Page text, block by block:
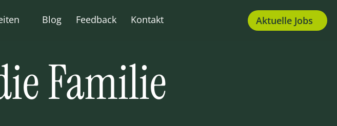
Blog Feedback Kontakt Aktuelle Jobs
Familie